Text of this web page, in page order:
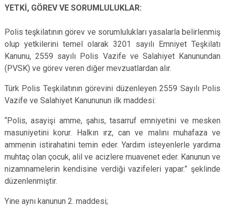
Bigadiç
Dursunbey
Edremit
Erdek
Gömeç
Gönen
Manyas
Savaştepe
Sındırgı
Susurluk
Karesi
Altıeylül
YETKİ, GÖREV VE SORUMLULUKLAR:
Polis teşkilatının görev ve sorumlulukları yasalarla belirlenmiş
olup yetkilerini temel olarak 3201 sayılı Emniyet Teşkilatı
Kanunu, 2559 sayılı Polis Vazife ve Salahiyet Kanunundan
(PVSK) ve görev veren diğer mevzuatlardan alır.
Türk Polis Teşkilatının görevini düzenleyen 2559 Sayılı Polis
Vazife ve Salahiyet Kanununun ilk maddesi:
“Polis, asayişi amme, şahıs, tasarruf emniyetini ve mesken
masuniyetini korur. Halkın ırz, can ve malını muhafaza ve
ammenin istirahatini temin eder. Yardım isteyenlerle yardıma
muhtaç olan çocuk, alil ve acizlere muavenet eder. Kanunun ve
nizamnamelerin kendisine verdiği vazifeleri yapar.” şeklinde
düzenlenmiştir.
Yine aynı kanunun 2. maddesi;